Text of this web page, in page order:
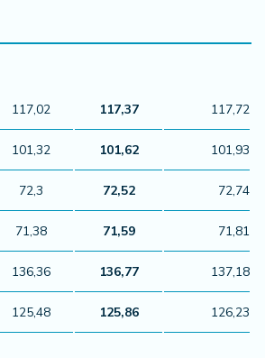
117,02 117,37 117,72
101,32 101,62 101,93
72,3 72,52 72,74
71,38 71,59 71,81
136,36 136,77 137,18
125,48 125,86 126,23